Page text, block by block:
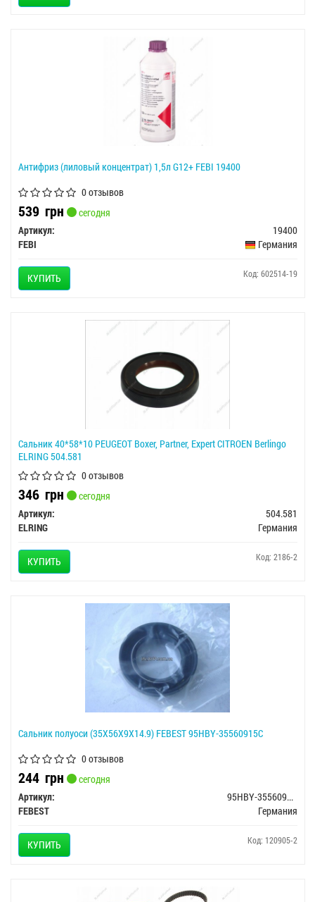
Антифриз (лиловый концентрат) 1,5л G12+ FEBI 19400
0 отзывов
539 грн
сегодня
Артикул:
19400
FEBI
Германия
КУПИТЬ Код: 602514-19
Сальник 40*58*10 PEUGEOT Boxer, Partner, Expert CITROEN Berlingo
ELRING 504.581
0 отзывов
346 грн
сегодня
Артикул:
504.581
ELRING
Германия
КУПИТЬ Код: 2186-2
Сальник полуоси (35X56X9X14.9) FEBEST 95HBY-35560915C
0 отзывов
244 грн
сегодня
Артикул:
95HBY-35560915C
FEBEST
Германия
КУПИТЬ Код: 120905-2